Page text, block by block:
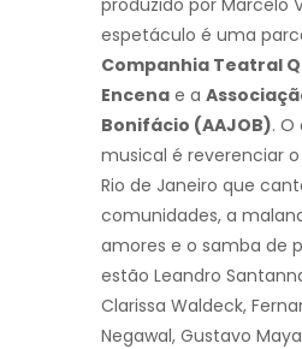
espetáculo é uma
Companhia Teatral
Encena e a
Bonifácio (AAJOB). O
musical é reverenciar
Rio de Janeiro que
comunidades, a
amores e o samba de
estão Leandro
Clarissa Waldeck,
Negawal, Gustavo